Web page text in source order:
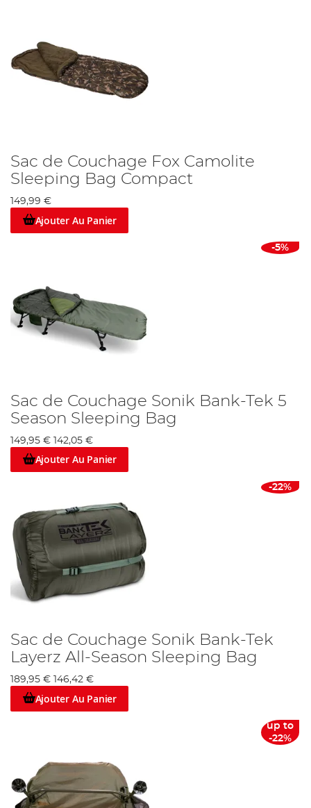
Sac de Couchage Fox Camolite
Sleeping Bag Compact
149,99 €
Ajouter Au Panier
-5%
Sac de Couchage Sonik Bank-Tek 5
Season Sleeping Bag
149,95 € 142,05 €
Ajouter Au Panier
-22%
Sac de Couchage Sonik Bank-Tek
Layerz All-Season Sleeping Bag
189,95 € 146,42 €
Ajouter Au Panier
up to
-22%